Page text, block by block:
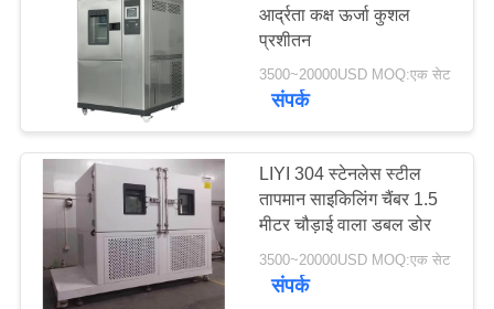
आर्द्रता कक्ष ऊर्जा कुशल
प्रशीतन
3500~20000USD MOQ:एक सेट
संपर्क
LIYI 304 स्टेनलेस स्टील
तापमान साइकिलिंग चैंबर 1.5
मीटर चौड़ाई वाला डबल डोर
3500~20000USD MOQ:एक सेट
संपर्क